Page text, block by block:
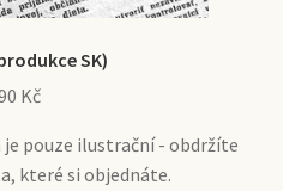
SK)
Kč
pouze ilustrační - obdržíte
které si objednáte.